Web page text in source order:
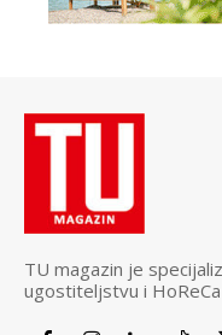
TU magazin je
ugostiteljstvu i